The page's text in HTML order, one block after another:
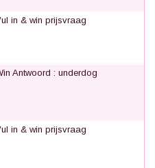
in & win prijsvraag
Antwoord : underdog
in & win prijsvraag